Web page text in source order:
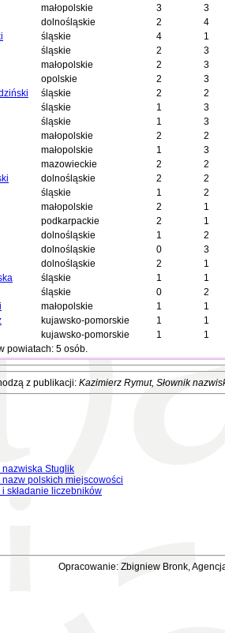
małopolskie 3
3
dolnośląskie 2
4
śląskie 4
1
śląskie 2
3
małopolskie 2
3
opolskie 2
3
śląskie 2
2
śląskie 1
3
śląskie 1
3
małopolskie 2
2
małopolskie 1
3
mazowieckie 2
2
dolnośląskie 2
2
śląskie 1
2
małopolskie 2
1
podkarpackie 2
1
dolnośląskie 1
2
dolnośląskie 0
3
dolnośląskie 2
1
śląskie 1
1
śląskie 0
2
małopolskie 1
1
kujawsko-pomorskie 1
1
kujawsko-pomorskie 1
1
powiatach: 5 osób.
z publikacji: Kazimierz Rymut, Słownik
nazwiska Stuglik
nazw polskich miejscowości
składanie liczebników
Opracowanie: Zbigniew Bronk,